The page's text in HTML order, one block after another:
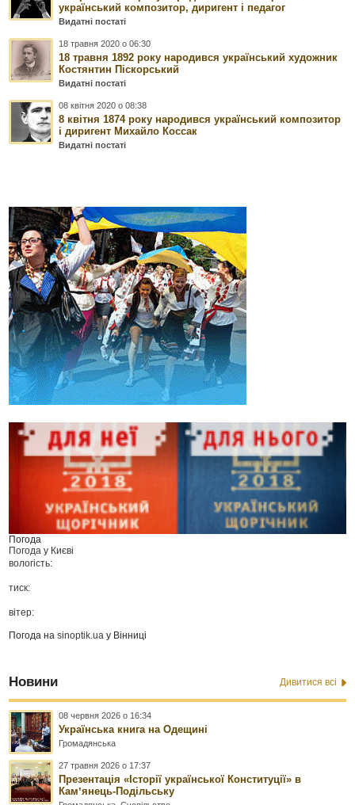
український композитор, диригент і педагог
Видатні постаті
18 травня 2020 о 06:30
18 травня 1892 року народився український художник
Костянтин Піскорський
Видатні постаті
08 квітня 2020 о 08:38
8 квітня 1874 року народився український композитор
і диригент Михайло Коссак
Видатні постаті
Погода
Погода у Києві
вологість:
тиск:
вітер:
Погода наsinoptik.ua у Вінниці
Новини Дивитися всі
08 червня 2026 о 16:34
Українська книга на Одещині
Громадянська
27 травня 2026 о 17:37
Презентація «Історії української Конституції» в
Камʼянець-Подільську